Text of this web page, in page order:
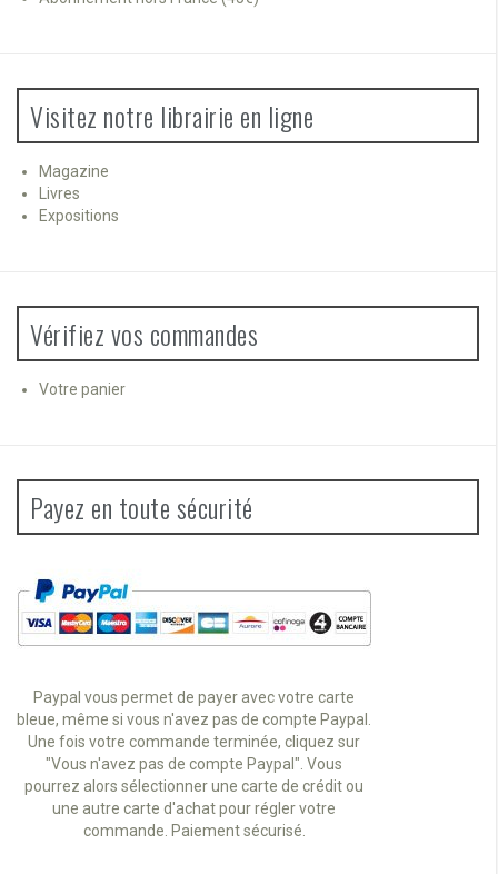
Visitez notre librairie en ligne
Magazine
Livres
Expositions
Vérifiez vos commandes
Votre panier
Payez en toute sécurité
Paypal vous permet de payer avec votre carte
bleue, même si vous n'avez pas de compte Paypal.
Une fois votre commande terminée, cliquez sur
"Vous n'avez pas de compte Paypal". Vous
pourrez alors sélectionner une carte de crédit ou
une autre carte d'achat pour régler votre
commande. Paiement sécurisé.